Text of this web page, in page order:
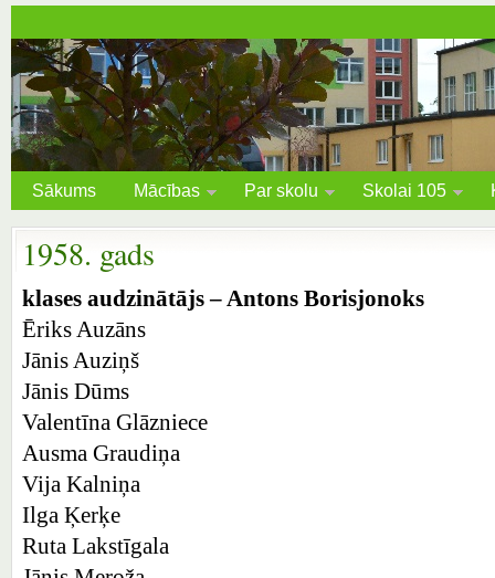
Sākums Mācības Par skolu Skolai 105
1958. gads
klases audzinātājs – Antons Borisjonoks
Ēriks Auzāns
Jānis Auziņš
Jānis Dūms
Valentīna Glāzniece
Ausma Graudiņa
Vija Kalniņa
Ilga Ķerķe
Ruta Lakstīgala